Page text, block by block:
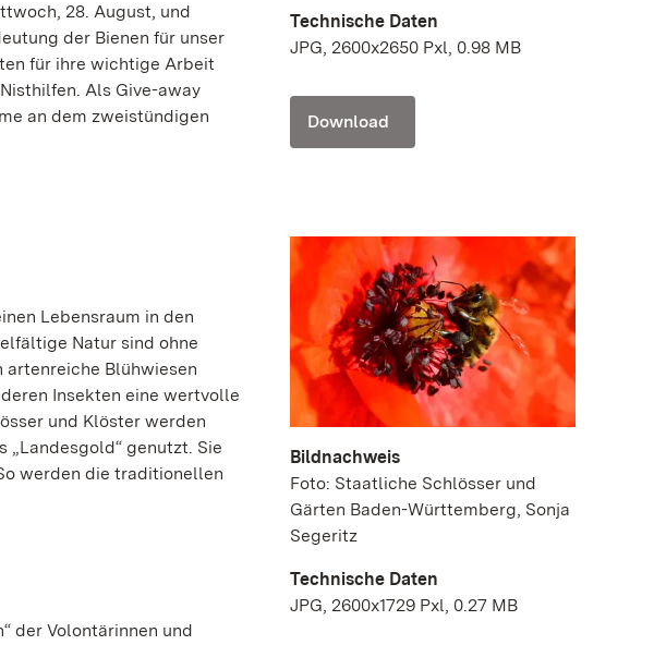
28. August, und
der Bienen für unser
für ihre wichtige Arbeit
Als Give-away
an dem zweistündigen
Lebensraum in den
Natur sind ohne
artenreiche Blühwiesen
Insekten eine wertvolle
und Klöster werden
genutzt. Sie
werden die traditionellen
der Volontärinnen und
Technische Daten
JPG, 2600x2650 Pxl, 0.98 MB
Download
Bildnachweis
Foto: Staatliche Schlösser und
Gärten Baden-Württemberg, Sonja
Segeritz
Technische Daten
JPG, 2600x1729 Pxl, 0.27 MB